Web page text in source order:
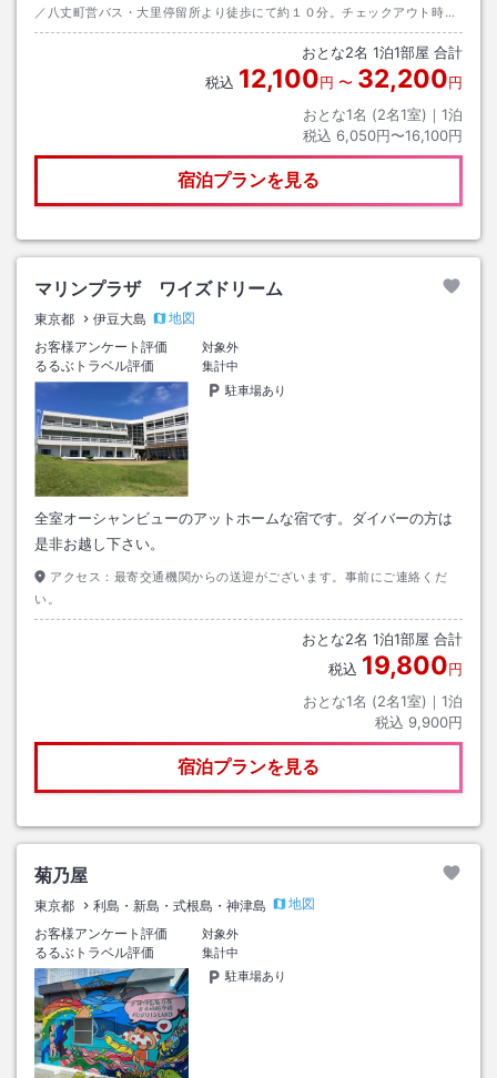
／八丈町営バス・大里停留所より徒歩にて約１０分。チェックアウト時の
空港、または港までのお送りは行っております（要予約）
おとな2名 1泊1部屋 合計
税込 12,100円 〜 32,200円
おとな1名 (2名1室)｜ 1泊
税込 6,050円〜16,100円
宿泊プランを見る
マリンプラザ ワイズドリーム
東京都 伊豆大島
地図
お客様アンケート評価
対象外
るるぶトラベル評価
集計中
駐車場あり
全室オーシャンビューのアットホームな宿です。ダイバーの方は
是非お越し下さい。
アクセス： 最寄交通機関からの送迎がございます。事前にご連絡くだ
い。
おとな2名 1泊1部屋 合計
税込 19,800円
おとな1名 (2名1室)｜ 1泊
税込 9,900円
宿泊プランを見る
菊乃屋
東京都 利島・新島・式根島・神津島
地図
お客様アンケート評価
対象外
るるぶトラベル評価
集計中
駐車場あり